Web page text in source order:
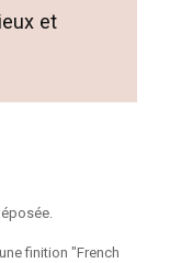
et
finition "French